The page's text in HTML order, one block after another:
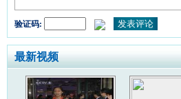
验证码:
最新视频